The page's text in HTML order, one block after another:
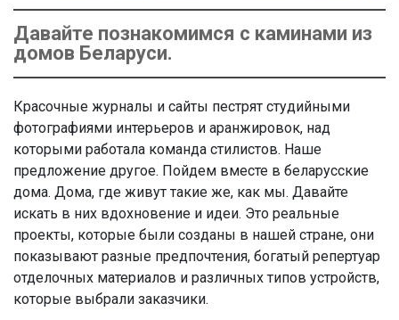
Давайте познакомимся с каминами из
домов Беларуси.
Красочные журналы и сайты пестрят студийными
фотографиями интерьеров и аранжировок, над
которыми работала команда стилистов. Наше
предложение другое. Пойдем вместе в беларусские
дома. Дома, где живут такие же, как мы. Давайте
искать в них вдохновение и идеи. Это реальные
проекты, которые были созданы в нашей стране, они
показывают разные предпочтения, богатый репертуар
отделочных материалов и различных типов устройств,
которые выбрали заказчики.